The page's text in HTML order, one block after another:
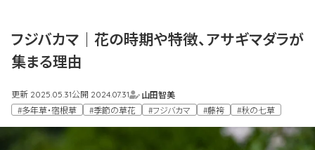
フジバカマ｜花の時期や特徴、アサギマダラが
集まる理由
更新 2025.05.31公開 2024.07.31
山田智美
#多年草・宿根草
#季節の草花 #フジバカマ #藤袴 #秋の七草